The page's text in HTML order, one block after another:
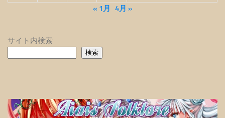
« 1月
4月 »
サイト内検索
検索